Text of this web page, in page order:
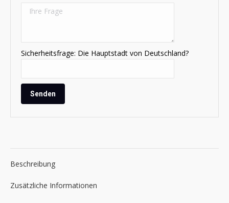
Sicherheitsfrage: Die Hauptstadt von Deutschland?
Beschreibung
Zusätzliche Informationen